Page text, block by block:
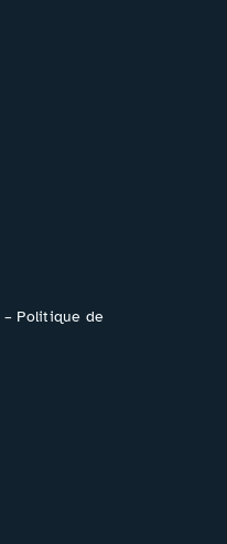
– Politique de